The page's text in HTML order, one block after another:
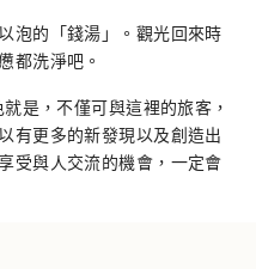
泡的「錢湯」。觀光回來時
都洗淨吧。
是，不僅可與這裡的旅客，
有更多的新發現以及創造出
受與人交流的機會，一定會